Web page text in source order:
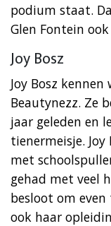
podium staat.
Glen Fontein
Joy Bosz
Joy Bosz
Beautynezz. Ze
jaar geleden en
tienermeisje.
met
gehad met veel
besloot om
ook haar